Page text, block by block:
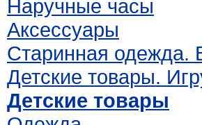
Наручные часы
Аксессуары
Старинная одежда.
Детские товары.
Детские товары